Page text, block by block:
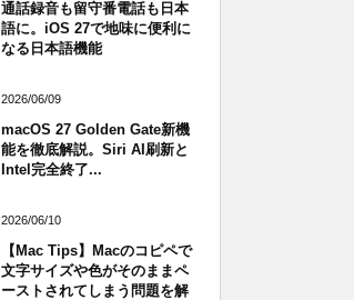
通話録音も留守番電話も日本
語に。iOS 27で地味に便利に
なる日本語機能
2026/06/09
macOS 27 Golden Gate新機
能を徹底解説。Siri AI刷新と
Intel完全終了...
2026/06/10
【Mac Tips】Macのコピペで
文字サイズや色がそのままペ
ーストされてしまう問題を解